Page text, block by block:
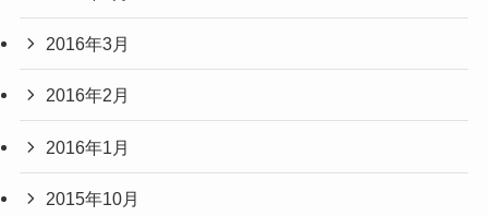
2016年3月
2016年2月
2016年1月
2015年10月